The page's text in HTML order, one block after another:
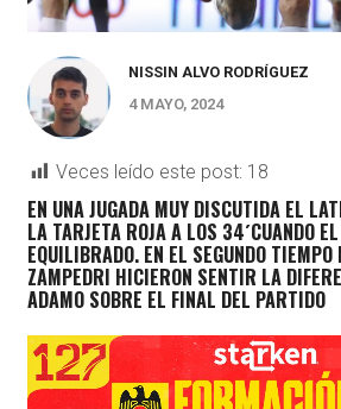
NISSIN ALVO RODRÍGUEZ
4 MAYO, 2024
Veces leído este post: 18
EN UNA JUGADA MUY DISCUTIDA EL
LA TARJETA ROJA A LOS 34´CUANDO
EQUILIBRADO. EN EL SEGUNDO TIEMPO
ZAMPEDRI HICIERON SENTIR LA
ADAMO SOBRE EL FINAL DEL PARTIDO